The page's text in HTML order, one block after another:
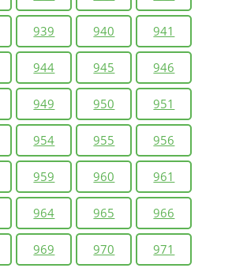
939 940 941
944 945 946
949 950 951
954 955 956
959 960 961
964 965 966
969 970 971